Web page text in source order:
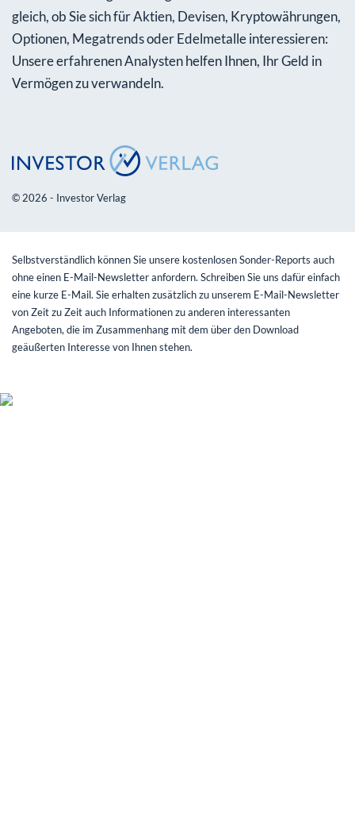
gleich, ob Sie sich für Aktien, Devisen, Kryptowährungen,
Optionen, Megatrends oder Edelmetalle interessieren:
Unsere erfahrenen Analysten helfen Ihnen, Ihr Geld in
Vermögen zu verwandeln.
© 2026 - Investor Verlag
Selbstverständlich können Sie unsere kostenlosen Sonder-Reports auch
ohne einen E-Mail-Newsletter anfordern. Schreiben Sie uns dafür einfach
eine kurze E-Mail. Sie erhalten zusätzlich zu unserem E-Mail-Newsletter
von Zeit zu Zeit auch Informationen zu anderen interessanten
Angeboten, die im Zusammenhang mit dem über den Download
geäußerten Interesse von Ihnen stehen.